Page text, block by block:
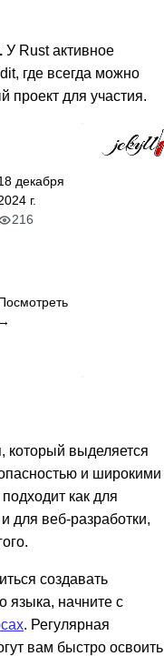
У Rust активное
где всегда можно
проект для участия.
декабря
г.
216
→
который выделяется
и широкими
как для
для веб-разработки,
создавать
языка, начните с
. Регулярная
вам быстро освоить